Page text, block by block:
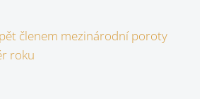
členem mezinárodní poroty
roku